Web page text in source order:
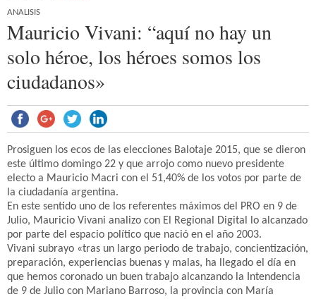
ANALISIS
Mauricio Vivani: “aquí no hay un
solo héroe, los héroes somos los
ciudadanos»
Prosiguen los ecos de las elecciones Balotaje 2015, que se dieron
este último domingo 22 y que arrojo como nuevo presidente
electo a Mauricio Macri con el 51,40% de los votos por parte de
la ciudadanía argentina.
En este sentido uno de los referentes máximos del PRO en 9 de
Julio, Mauricio Vivani analizo con El Regional Digital lo alcanzado
por parte del espacio político que nació en el año 2003.
Vivani subrayo «tras un largo periodo de trabajo, concientización,
preparación, experiencias buenas y malas, ha llegado el día en
que hemos coronado un buen trabajo alcanzando la Intendencia
de 9 de Julio con Mariano Barroso, la provincia con María